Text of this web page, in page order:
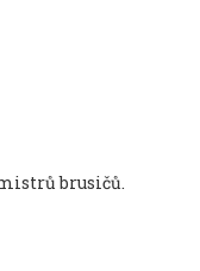
brusičů.